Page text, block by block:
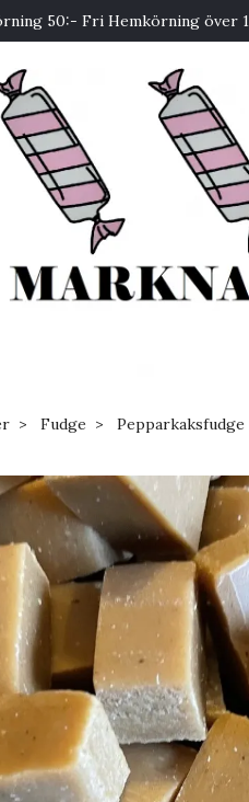
50:- Fri Hemkörning över
Fudge Pepparkaksfudge